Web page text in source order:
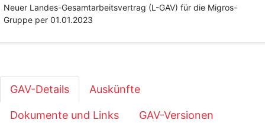
Neuer Landes-Gesamtarbeitsvertrag (L-GAV) für die Migros-
Gruppe per 01.01.2023
GAV-Details Auskünfte
Dokumente und Links GAV-Versionen